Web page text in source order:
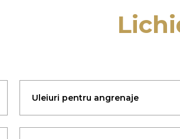
Uleiuri pentru angrenaje